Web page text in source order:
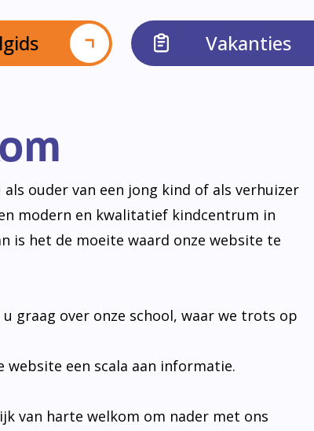
Vakanties
ouder van een jong kind of als verhuizer
modern en kwalitatief kindcentrum in
is het de moeite waard onze website te
graag over onze school, waar we trots op
website een scala aan informatie.
van harte welkom om nader met ons